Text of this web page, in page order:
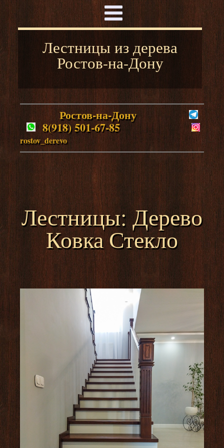
Лестницы из дерева
Ростов-на-Дону
Ростов-на-Дону
8(918) 501-67-85
rostov_derevo
Лестницы: Дерево
Ковка Стекло